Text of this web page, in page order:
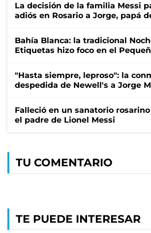
La decisión de la familia Messi
adiós en Rosario a Jorge, papá
Bahía Blanca: la tradicional
Etiquetas hizo foco en el
"Hasta siempre, leproso": la
despedida de Newell's a Jorge
Falleció en un sanatorio
el padre de Lionel Messi
TU COMENTARIO
TE PUEDE INTERESAR